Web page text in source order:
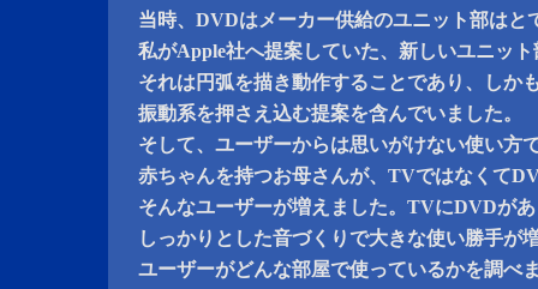
当時、DVDはメーカー供給のユニット部はと
私がApple社へ提案していた、新しいユニッ
それは円弧を描き動作することであり、しか
振動系を押さえ込む提案を含んでいました。
そして、ユーザーからは思いがけない使い方
赤ちゃんを持つお母さんが、TVではなくて
そんなユーザーが増えました。TVにDVDが
しっかりとした音づくりで大きな使い勝手が
ユーザーがどんな部屋で使っているかを調べ